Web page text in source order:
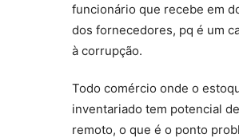
funcionário que recebe em
dos fornecedores, pq é um
à corrupção.
Todo comércio onde o
inventariado tem potencial
remoto, o que é o ponto